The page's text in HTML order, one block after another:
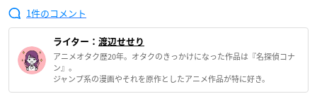
1
ライター： 渡辺せせり
アニメオタク歴20年。オタクのきっかけになった作品は『名探偵コナ
ン』。
ジャンプ系の漫画やそれを原作としたアニメ作品が特に好き。